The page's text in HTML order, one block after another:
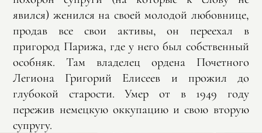
явился) женился на своей молодой любовнице,
продав все свои активы, он переехал в
пригород Парижа, где у него был собственный
особняк. Там владелец ордена Почетного
Легиона Григорий Елисеев и прожил до
глубокой старости. Умер от в 1949 году
пережив немецкую оккупацию и свою вторую
супругу.